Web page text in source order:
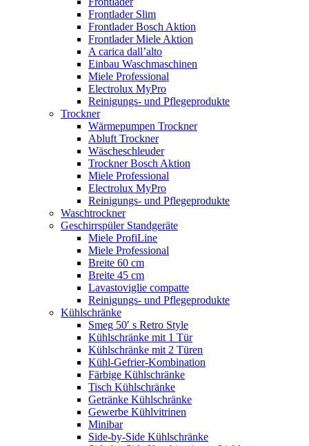
Frontlader Slim
Frontlader Bosch Aktion
Frontlader Miele Aktion
A carica dall’alto
Einbau Waschmaschinen
Miele Professional
Electrolux MyPro
Reinigungs- und Pflegeprodukte
Trockner
Wärmepumpen Trockner
Abluft Trockner
Wäscheschleuder
Trockner Bosch Aktion
Miele Professional
Electrolux MyPro
Reinigungs- und Pflegeprodukte
Waschtrockner
Geschirrspüler Standgeräte
Miele ProfiLine
Miele Professional
Breite 60 cm
Breite 45 cm
Lavastoviglie compatte
Reinigungs- und Pflegeprodukte
Kühlschränke
Smeg 50′ s Retro Style
Kühlschränke mit 1 Tür
Kühlschränke mit 2 Türen
Kühl-Gefrier-Kombination
Färbige Kühlschränke
Tisch Kühlschränke
Getränke Kühlschränke
Gewerbe Kühlvitrinen
Minibar
Side-by-Side Kühlschränke